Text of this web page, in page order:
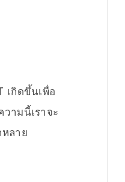
เกิดขึ้นเพื่อ
ามนี้เราจะ
ลาย